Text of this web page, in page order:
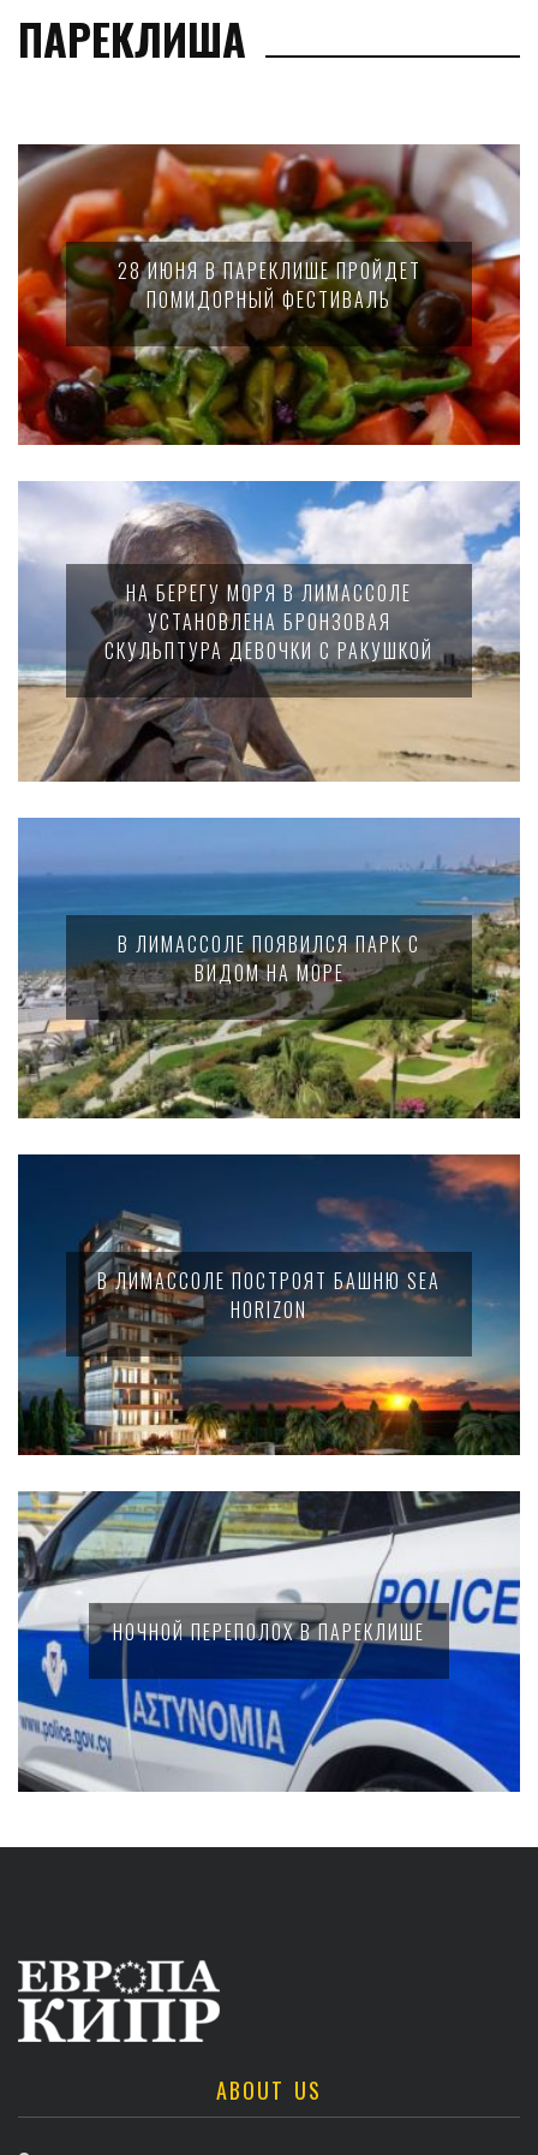
ПАРЕКЛИША
28 ИЮНЯ В ПАРЕКЛИШЕ ПРОЙДЕТ
ПОМИДОРНЫЙ ФЕСТИВАЛЬ
НА БЕРЕГУ МОРЯ В ЛИМАССОЛЕ
УСТАНОВЛЕНА БРОНЗОВАЯ
СКУЛЬПТУРА ДЕВОЧКИ С РАКУШКОЙ
В ЛИМАССОЛЕ ПОЯВИЛСЯ ПАРК С
ВИДОМ НА МОРЕ
В ЛИМАССОЛЕ ПОСТРОЯТ БАШНЮ SEA
HORIZON
НОЧНОЙ ПЕРЕПОЛОХ В ПАРЕКЛИШЕ
ABOUT US